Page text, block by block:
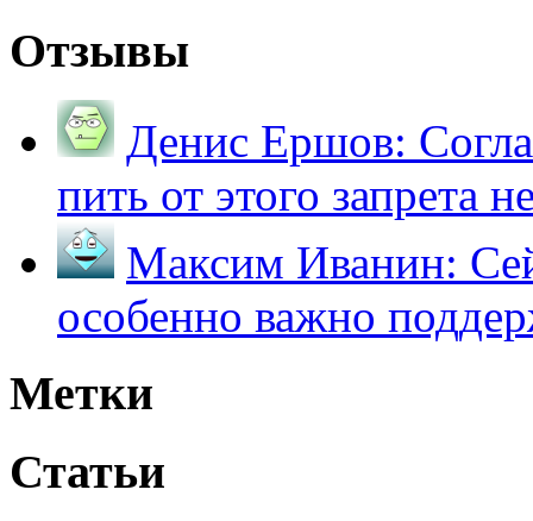
Отзывы
Денис Ершов:
пить от этого запрета
Максим Иванин:
особенно важно
Метки
Статьи